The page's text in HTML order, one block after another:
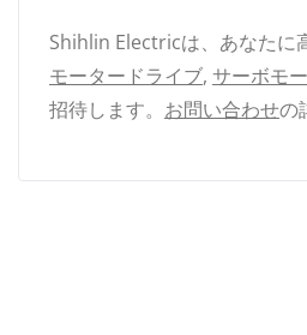
Shihlin Electricは、あなたに
モータードライブ, サーボモ
招待します。 お問い合わせの